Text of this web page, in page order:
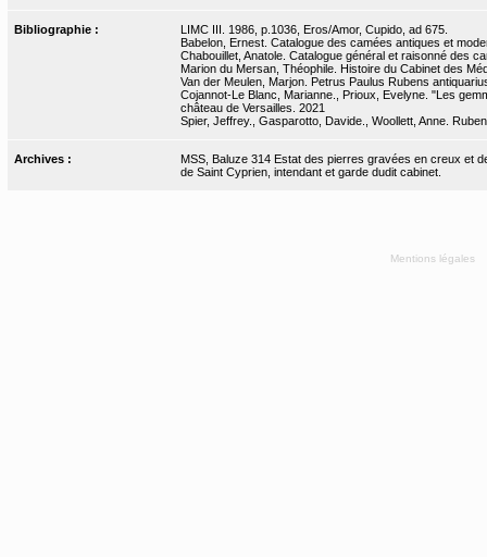
Bibliographie :
LIMC III. 1986, p.1036, Eros/Amor, Cupido, ad 675.
Babelon, Ernest. Catalogue des camées antiques et
Chabouillet, Anatole. Catalogue général et raisonné des
Marion du Mersan, Théophile. Histoire du Cabinet des
Van der Meulen, Marjon. Petrus Paulus Rubens
Cojannot-Le Blanc, Marianne., Prioux, Evelyne. "Les
château de Versailles. 2021
Spier, Jeffrey., Gasparotto, Davide., Woollett, Anne.
Archives :
MSS, Baluze 314 Estat des pierres gravées en creux et
de Saint Cyprien, intendant et garde dudit cabinet.
Mentions légales